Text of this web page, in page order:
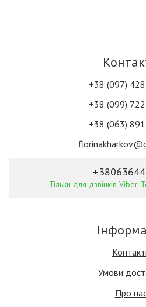
+38 (097)
+38 (099)
+38 (063)
Тільки для дзвінків
Умови
Про